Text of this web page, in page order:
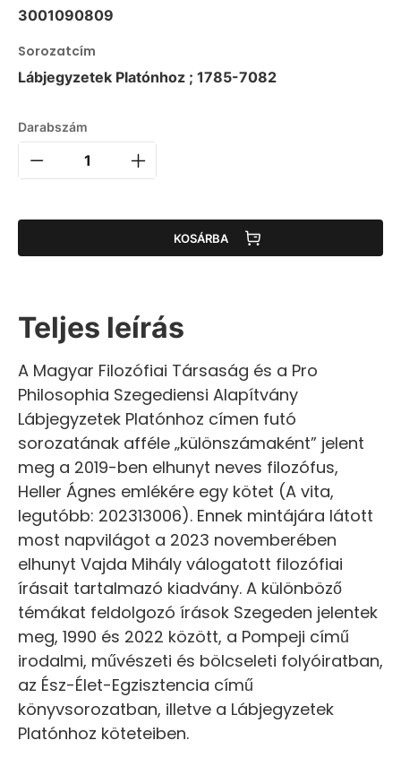
3001090809
Sorozatcím
Lábjegyzetek Platónhoz ; 1785-7082
Darabszám
KOSÁRBA
Teljes leírás
A Magyar Filozófiai Társaság és a Pro
Philosophia Szegediensi Alapítvány
Lábjegyzetek Platónhoz címen futó
sorozatának afféle „különszámaként” jelent
meg a 2019-ben elhunyt neves filozófus,
Heller Ágnes emlékére egy kötet (A vita,
legutóbb: 202313006). Ennek mintájára látott
most napvilágot a 2023 novemberében
elhunyt Vajda Mihály válogatott filozófiai
írásait tartalmazó kiadvány. A különböző
témákat feldolgozó írások Szegeden jelentek
meg, 1990 és 2022 között, a Pompeji című
irodalmi, művészeti és bölcseleti folyóiratban,
az Ész-Élet-Egzisztencia című
könyvsorozatban, illetve a Lábjegyzetek
Platónhoz köteteiben.